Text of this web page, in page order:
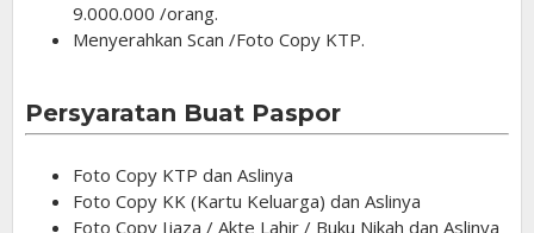
9.000.000 /orang.
Menyerahkan Scan /Foto Copy KTP.
Persyaratan Buat Paspor
Foto Copy KTP dan Aslinya
Foto Copy KK (Kartu Keluarga) dan Aslinya
Foto Copy Ijaza / Akte Lahir / Buku Nikah dan Aslinya